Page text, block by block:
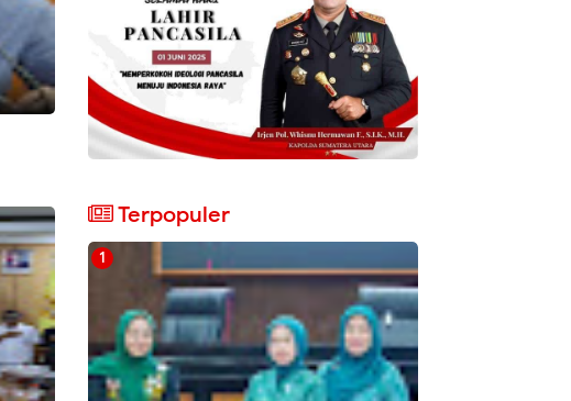
Terpopuler